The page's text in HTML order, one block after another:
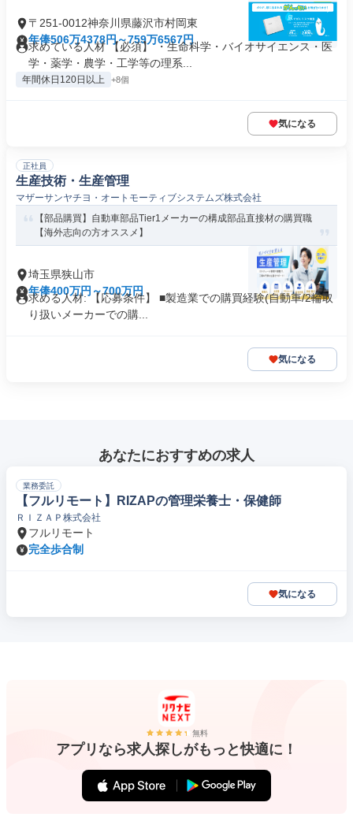
〒251-0012神奈川県藤沢市村岡東
年俸506万4378円～759万6567円
求めている人材 【必須】 ・生命科学・バイオサイエンス・医
学・薬学・農学・工学等の理系...
年間休日120日以上 +8個
気になる
正社員
生産技術・生産管理
マザーサンヤチヨ・オートモーティブシステムズ株式会社
【部品購買】自動車部品Tier1メーカーの構成部品直接材の購買職
【海外志向の方オススメ】
埼玉県狭山市
年俸400万円～700万円
求める人材: 【応募条件】 ■製造業での購買経験(自動車/2輪取
り扱いメーカーでの購...
気になる
あなたにおすすめの求人
業務委託
【フルリモート】RIZAPの管理栄養士・保健師
ＲＩＺＡＰ株式会社
フルリモート
完全歩合制
気になる
無料
アプリなら求人探しがもっと快適に！